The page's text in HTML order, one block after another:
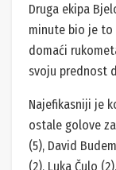
Druga ekipa
minute bio je to
domaći
svoju prednost
Najefikasniji je
ostale golove
(5), David
(2), Luka Čulo